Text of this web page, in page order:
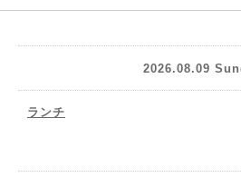
2026.08.09
ランチ